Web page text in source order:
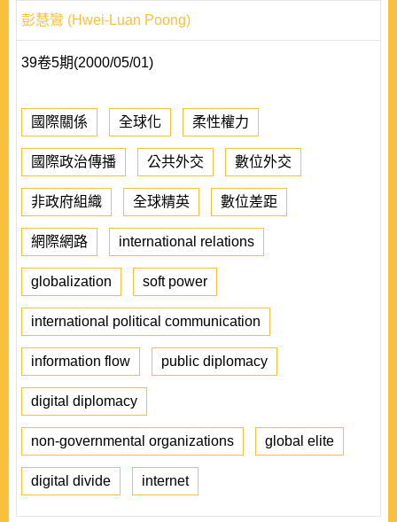
彭慧鸞 (Hwei-Luan Poong)
39卷5期(2000/05/01)
國際關係 全球化 柔性權力
國際政治傳播 公共外交 數位外交
非政府組織 全球精英 數位差距
網際網路 international relations
globalization soft power
international political communication
information flow public diplomacy
digital diplomacy
non-governmental organizations global elite
digital divide internet